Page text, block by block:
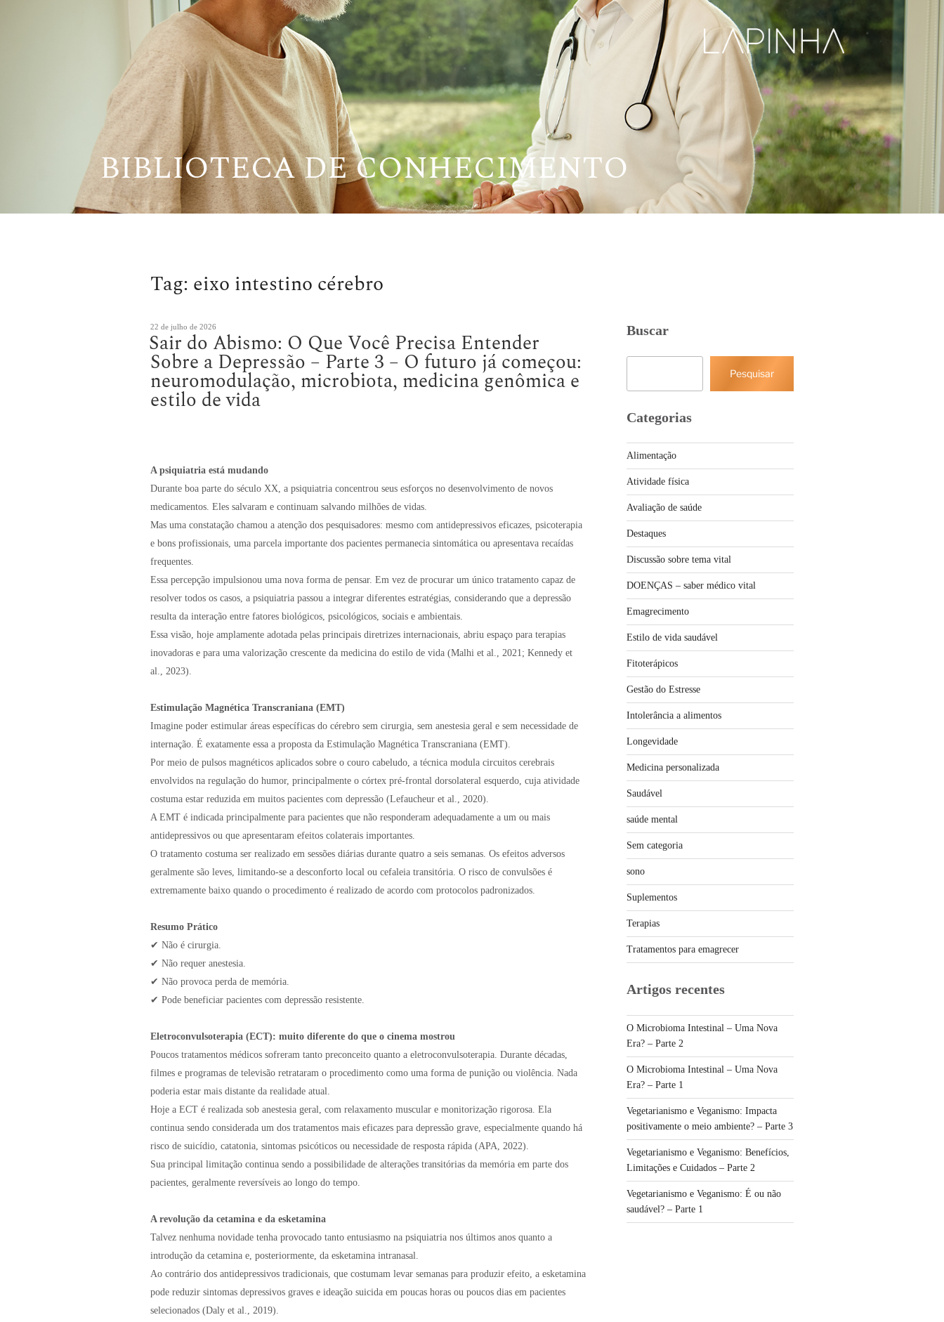
BIBLIOTECA DE CONHECIMENTO
Tag: eixo intestino cérebro
Publicado
em
22 de julho de 2026
Sair do Abismo: O Que Você Precisa Entender
Sobre a Depressão – Parte 3 – O futuro já começou:
neuromodulação, microbiota, medicina genômica e
estilo de vida
A psiquiatria está mudando
Durante boa parte do século XX, a psiquiatria concentrou seus esforços no desenvolvimento de novos
medicamentos. Eles salvaram e continuam salvando milhões de vidas.
Mas uma constatação chamou a atenção dos pesquisadores: mesmo com antidepressivos eficazes, psicoterapia
e bons profissionais, uma parcela importante dos pacientes permanecia sintomática ou apresentava recaídas
frequentes.
Essa percepção impulsionou uma nova forma de pensar. Em vez de procurar um único tratamento capaz de
resolver todos os casos, a psiquiatria passou a integrar diferentes estratégias, considerando que a depressão
resulta da interação entre fatores biológicos, psicológicos, sociais e ambientais.
Essa visão, hoje amplamente adotada pelas principais diretrizes internacionais, abriu espaço para terapias
inovadoras e para uma valorização crescente da medicina do estilo de vida (Malhi et al., 2021; Kennedy et
al., 2023).
Estimulação Magnética Transcraniana (EMT)
Imagine poder estimular áreas específicas do cérebro sem cirurgia, sem anestesia geral e sem necessidade de
internação. É exatamente essa a proposta da Estimulação Magnética Transcraniana (EMT).
Por meio de pulsos magnéticos aplicados sobre o couro cabeludo, a técnica modula circuitos cerebrais
envolvidos na regulação do humor, principalmente o córtex pré-frontal dorsolateral esquerdo, cuja atividade
costuma estar reduzida em muitos pacientes com depressão (Lefaucheur et al., 2020).
A EMT é indicada principalmente para pacientes que não responderam adequadamente a um ou mais
antidepressivos ou que apresentaram efeitos colaterais importantes.
O tratamento costuma ser realizado em sessões diárias durante quatro a seis semanas. Os efeitos adversos
geralmente são leves, limitando-se a desconforto local ou cefaleia transitória. O risco de convulsões é
extremamente baixo quando o procedimento é realizado de acordo com protocolos padronizados.
Resumo Prático
✔ Não é cirurgia.
✔ Não requer anestesia.
✔ Não provoca perda de memória.
✔ Pode beneficiar pacientes com depressão resistente.
Eletroconvulsoterapia (ECT): muito diferente do que o cinema mostrou
Poucos tratamentos médicos sofreram tanto preconceito quanto a eletroconvulsoterapia. Durante décadas,
filmes e programas de televisão retrataram o procedimento como uma forma de punição ou violência. Nada
poderia estar mais distante da realidade atual.
Hoje a ECT é realizada sob anestesia geral, com relaxamento muscular e monitorização rigorosa. Ela
continua sendo considerada um dos tratamentos mais eficazes para depressão grave, especialmente quando há
risco de suicídio, catatonia, sintomas psicóticos ou necessidade de resposta rápida (APA, 2022).
Sua principal limitação continua sendo a possibilidade de alterações transitórias da memória em parte dos
pacientes, geralmente reversíveis ao longo do tempo.
A revolução da cetamina e da esketamina
Talvez nenhuma novidade tenha provocado tanto entusiasmo na psiquiatria nos últimos anos quanto a
introdução da cetamina e, posteriormente, da esketamina intranasal.
Ao contrário dos antidepressivos tradicionais, que costumam levar semanas para produzir efeito, a esketamina
pode reduzir sintomas depressivos graves e ideação suicida em poucas horas ou poucos dias em pacientes
selecionados (Daly et al., 2019).
Buscar
Pesquisar
Categorias
Alimentação
Atividade física
Avaliação de saúde
Destaques
Discussão sobre tema vital
DOENÇAS – saber médico vital
Emagrecimento
Estilo de vida saudável
Fitoterápicos
Gestão do Estresse
Intolerância a alimentos
Longevidade
Medicina personalizada
Saudável
saúde mental
Sem categoria
sono
Suplementos
Terapias
Tratamentos para emagrecer
Artigos recentes
O Microbioma Intestinal – Uma Nova
Era? – Parte 2
O Microbioma Intestinal – Uma Nova
Era? – Parte 1
Vegetarianismo e Veganismo: Impacta
positivamente o meio ambiente? – Parte 3
Vegetarianismo e Veganismo: Benefícios,
Limitações e Cuidados – Parte 2
Vegetarianismo e Veganismo: É ou não
saudável? – Parte 1